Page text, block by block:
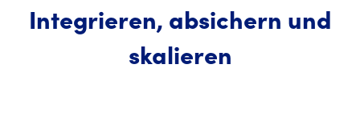
Integrieren, absichern und
skalieren